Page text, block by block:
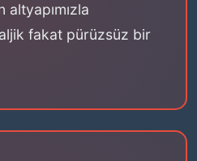
altyapımızla
fakat pürüzsüz bir